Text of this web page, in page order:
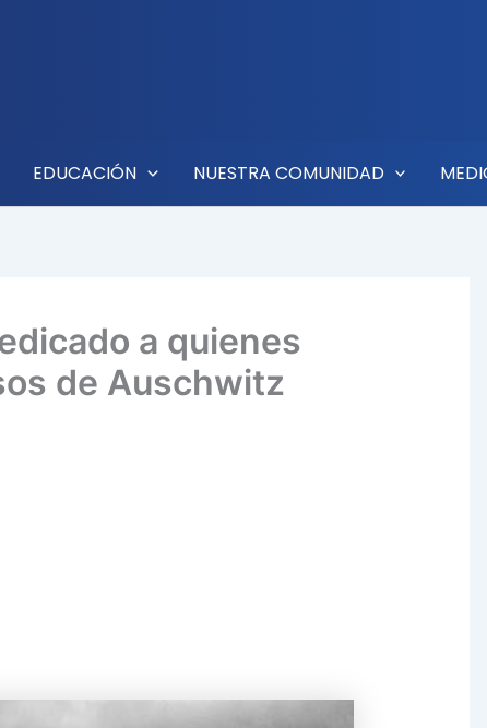
EDUCACIÓN NUESTRA COMUNIDAD
a quienes
de Auschwitz